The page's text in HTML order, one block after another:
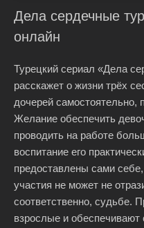
Дела сердечные
онлайн
Турецкий сериал «Дела
расскажет о жизни трёх
дочерей самостоятельно,
Желание обеспечить
проводить на работе
воспитание его
предоставлены сами
участия не может не
соответственно, судьбе.
взрослые и обеспечивают